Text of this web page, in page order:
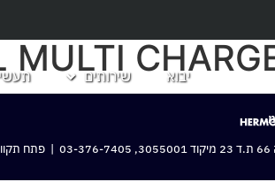
יבוא שירותים
MULTI
03-376-7405 | פתח